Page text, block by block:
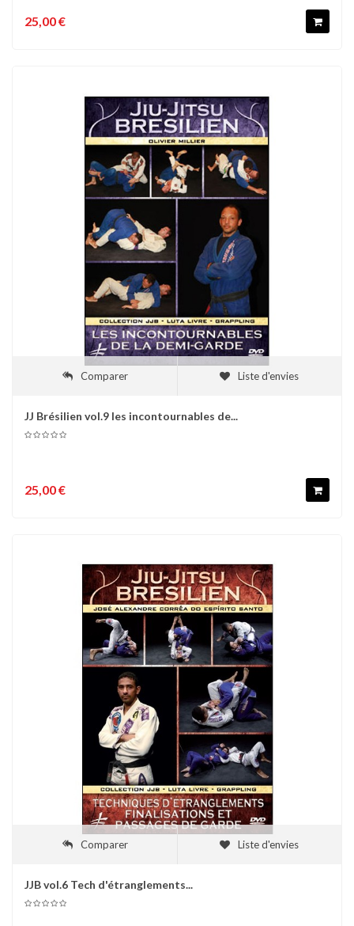
25,00 €
Comparer Liste d'envies
JJ Brésilien vol.9 les incontournables de...
25,00 €
Comparer Liste d'envies
JJB vol.6 Tech d'étranglements...